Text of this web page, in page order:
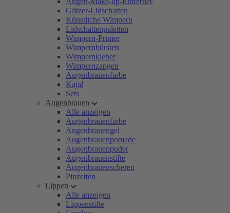
Glitzer-Lidschatten
Künstliche Wimpern
Lidschattenpaletten
Wimpern-Primer
Wimpernbürsten
Wimpernkleber
Wimpernzangen
Augenbrauenfarbe
Kajal
Sets
Augenbrauen
Alle anzeigen
Augenbrauenfarbe
Augenbrauengel
Augenbrauenpomade
Augenbrauenpuder
Augenbrauenstifte
Augenbrauenscheren
Pinzetten
Lippen
Alle anzeigen
Lippenstifte